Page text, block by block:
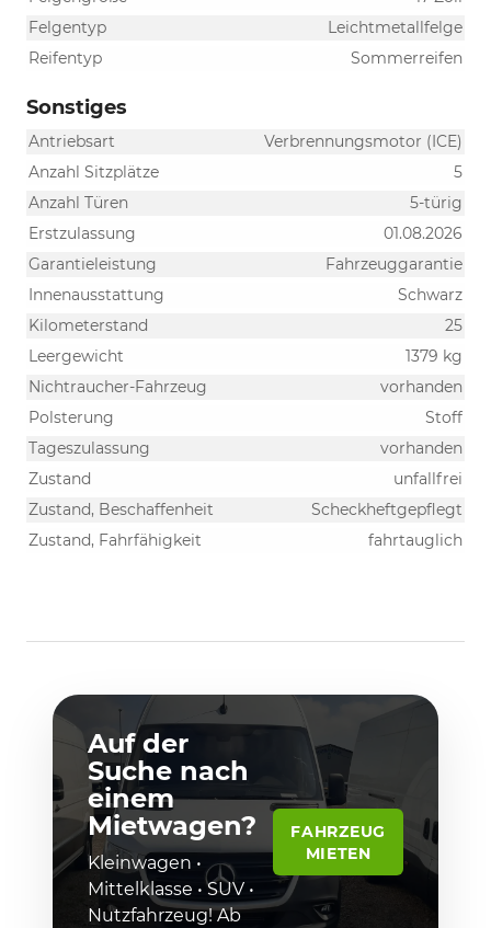
Felgentyp
Leichtmetallfelge
Reifentyp
Sommerreifen
Sonstiges
Antriebsart
Verbrennungsmotor (ICE)
Anzahl Sitzplätze
5
Anzahl Türen
5-türig
Erstzulassung
01.08.2026
Garantieleistung
Fahrzeuggarantie
Innenausstattung
Schwarz
Kilometerstand
25
Leergewicht
1379 kg
Nichtraucher-Fahrzeug
vorhanden
Polsterung
Stoff
Tageszulassung
vorhanden
Zustand
unfallfrei
Zustand, Beschaffenheit
Scheckheftgepflegt
Zustand, Fahrfähigkeit
fahrtauglich
Auf der
Suche nach
einem
Mietwagen?
Kleinwagen •
Mittelklasse • SUV •
Nutzfahrzeug! Ab
FAHRZEUG
MIETEN